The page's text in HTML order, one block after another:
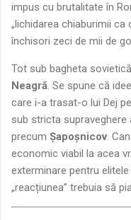
impus cu brutalitate în
„lichidarea chiaburimii ca
închisori zeci de mii de
Tot sub bagheta
Neagră. Se spune că
care i-a trasat-o lui Dej
sub stricta
precum Șapoșnicov.
economic viabil la acea
exterminare pentru
„reacțiunea” trebuia să